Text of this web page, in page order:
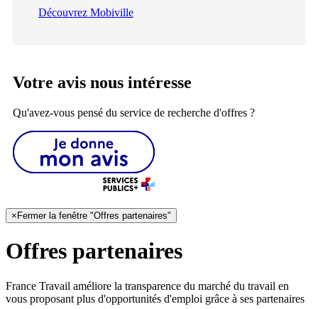
Découvrez Mobiville
Votre avis nous intéresse
Qu'avez-vous pensé du service de recherche d'offres ?
× Fermer la fenêtre "Offres partenaires"
Offres partenaires
France Travail améliore la transparence du marché du travail en
vous proposant plus d'opportunités d'emploi grâce à ses partenaires